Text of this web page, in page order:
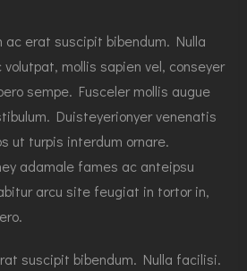
ac erat suscipit bibendum. Nulla
mollis sapien vel, conseyer
sempe. Fusceler mollis augue
Duisteyerionyer venenatis
ut turpis interdum ornare.
adamale fames ac anteipsu
arcu site feugiat in tortor in,
suscipit bibendum. Nulla facilisi.